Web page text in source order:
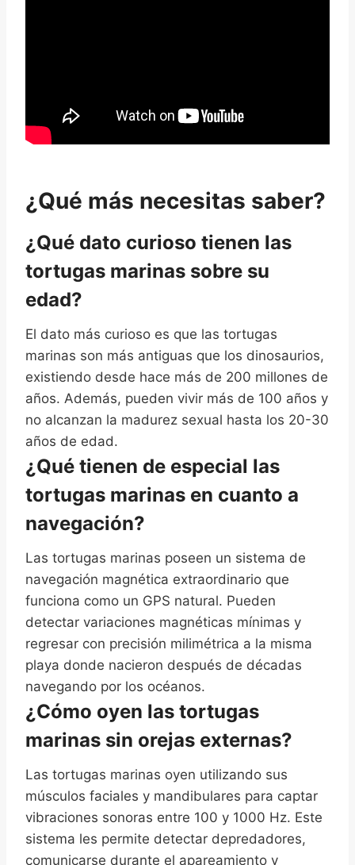
¿Qué más necesitas saber?
¿Qué dato curioso tienen las
tortugas marinas sobre su
edad?
El dato más curioso es que las tortugas
marinas son más antiguas que los dinosaurios,
existiendo desde hace más de 200 millones de
años. Además, pueden vivir más de 100 años y
no alcanzan la madurez sexual hasta los 20-30
años de edad.
¿Qué tienen de especial las
tortugas marinas en cuanto a
navegación?
Las tortugas marinas poseen un sistema de
navegación magnética extraordinario que
funciona como un GPS natural. Pueden
detectar variaciones magnéticas mínimas y
regresar con precisión milimétrica a la misma
playa donde nacieron después de décadas
navegando por los océanos.
¿Cómo oyen las tortugas
marinas sin orejas externas?
Las tortugas marinas oyen utilizando sus
músculos faciales y mandibulares para captar
vibraciones sonoras entre 100 y 1000 Hz. Este
sistema les permite detectar depredadores,
comunicarse durante el apareamiento y